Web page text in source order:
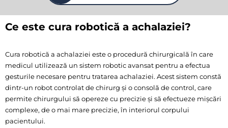
Ce este cura robotică a achalaziei?
Cura robotică a achalaziei este o procedură chirurgicală în care
medicul utilizează un sistem robotic avansat pentru a efectua
gesturile necesare pentru tratarea achalaziei. Acest sistem constă
dintr-un robot controlat de chirurg și o consolă de control, care
permite chirurgului să opereze cu precizie și să efectueze mișcări
complexe, de o mai mare precizie, în interiorul corpului
pacientului.